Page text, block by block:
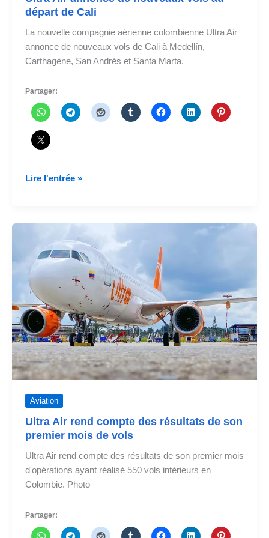
départ de Cali
La nouvelle compagnie aérienne colombienne Ultra Air
annonce de nouveaux vols de Cali à Medellín,
Carthagène, San Andrés et Santa Marta.
Partager:
Ultra
vols
départ
de
Cali
Lire l'entrée »
Aviation
Ultra Air rend compte des résultats de son
premier mois de vols
Ultra Air rend compte des résultats de son premier mois
d'opérations ayant réalisé 550 vols intérieurs en
Colombie. Photo
Partager: